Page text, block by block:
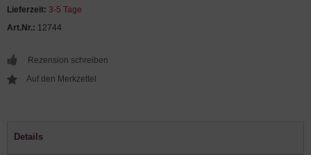
Lieferzeit: 3-5 Tage
Art.Nr.: 12744
Rezension schreiben
Details